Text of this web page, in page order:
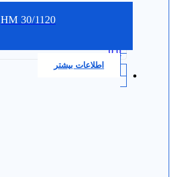
HM 30/1120
0.0
اطلاعات بیشتر